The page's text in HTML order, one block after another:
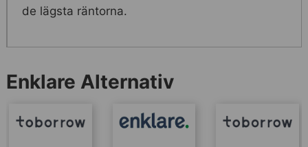
de lägsta räntorna.
Enklare Alternativ